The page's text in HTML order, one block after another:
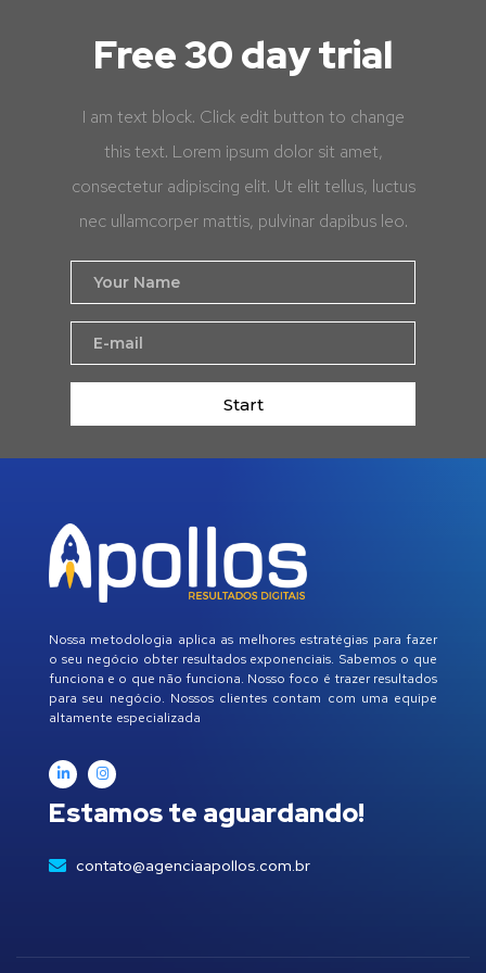
Free 30 day trial
I am text block. Click edit button to change
this text. Lorem ipsum dolor sit amet,
consectetur adipiscing elit. Ut elit tellus, luctus
nec ullamcorper mattis, pulvinar dapibus leo.
Start
Nossa metodologia aplica as melhores estratégias para fazer
o seu negócio obter resultados exponenciais. Sabemos o que
funciona e o que não funciona. Nosso foco é trazer resultados
para seu negócio. Nossos clientes contam com uma equipe
altamente especializada
Estamos te aguardando!
contato@agenciaapollos.com.br